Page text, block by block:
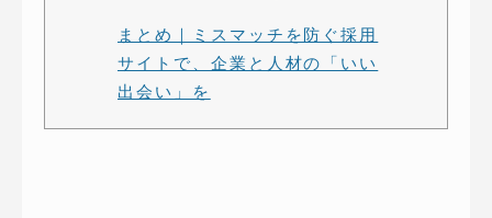
まとめ｜ミスマッチを防ぐ採用
サイトで、企業と人材の「いい
出会い」を